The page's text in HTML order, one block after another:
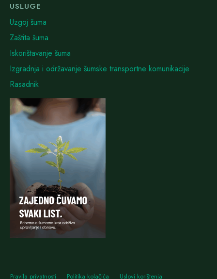
USLUGE
Uzgoj šuma
Zaštita šuma
Iskorištavanje šuma
Izgradnja i održavanje šumske transportne komunikacije
Rasadnik
Pravila privatnosti Politika kolačića Uslovi korištenja